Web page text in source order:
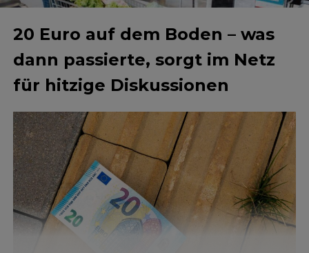
20 Euro auf dem Boden – was
dann passierte, sorgt im Netz
für hitzige Diskussionen